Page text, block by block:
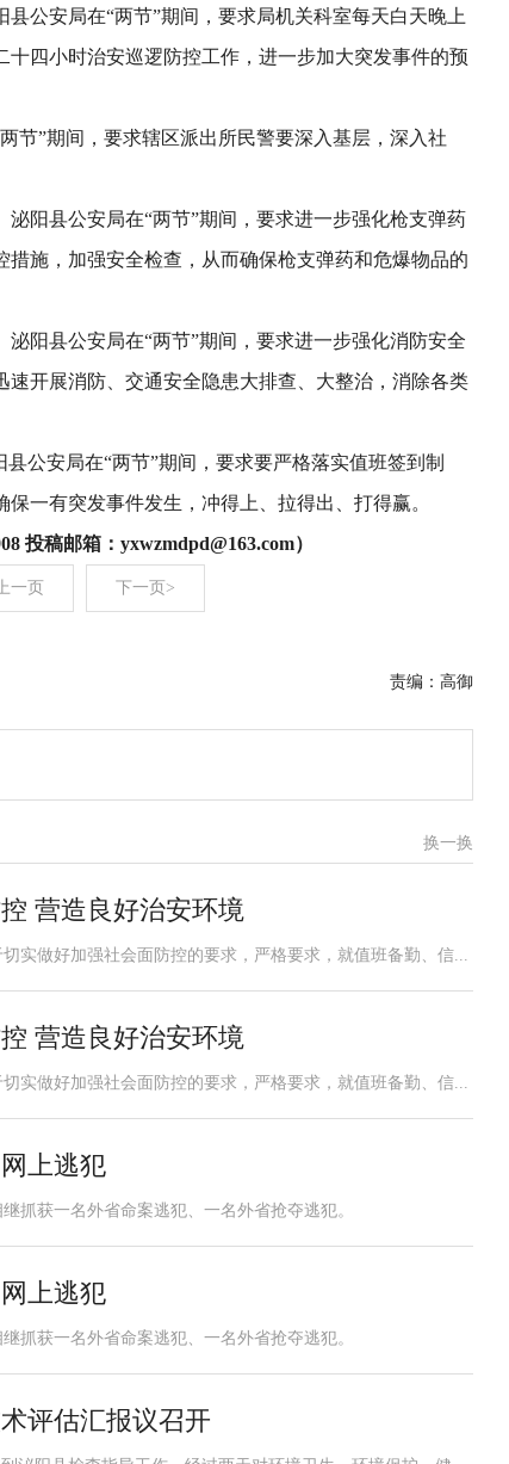
公安局在“两节”期间，要求局机关科室每天白天晚上
十四小时治安巡逻防控工作，进一步加大突发事件的预
节”期间，要求辖区派出所民警要深入基层，深入社
阳县公安局在“两节”期间，要求进一步强化枪支弹药
措施，加强安全检查，从而确保枪支弹药和危爆物品的
阳县公安局在“两节”期间，要求进一步强化消防安全
速开展消防、交通安全隐患大排查、大整治，消除各类
公安局在“两节”期间，要求要严格落实值班签到制
保一有突发事件发生，冲得上、拉得出、打得赢。
投稿邮箱：yxwzmdpd@163.com）
一页 下一页>
责编：高御
换一换
营造良好治安环境
实做好加强社会面防控的要求，严格要求，就值班备勤、信...
营造良好治安环境
实做好加强社会面防控的要求，严格要求，就值班备勤、信...
上逃犯
抓获一名外省命案逃犯、一名外省抢夺逃犯。
上逃犯
抓获一名外省命案逃犯、一名外省抢夺逃犯。
评估汇报议召开